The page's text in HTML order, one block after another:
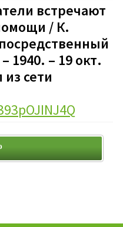
встречают
/ К.
1940. – 19 окт.
сети